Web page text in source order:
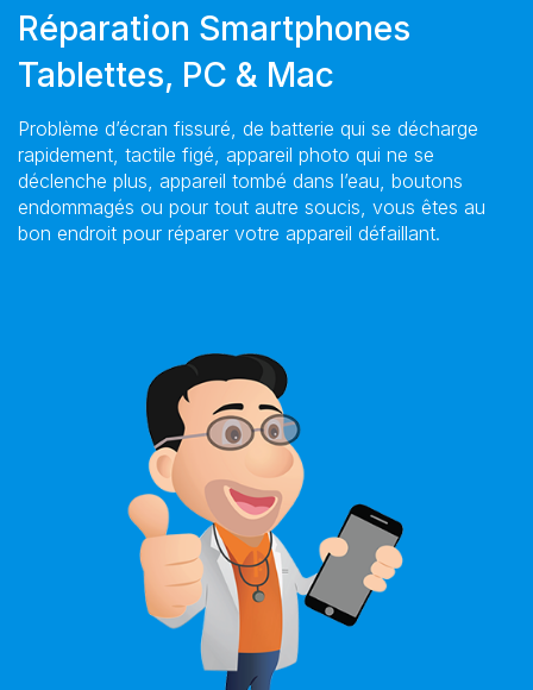
Réparation Smartphones
Tablettes, PC & Mac
Problème d’écran fissuré, de batterie qui se décharge
rapidement, tactile figé, appareil photo qui ne se
déclenche plus, appareil tombé dans l’eau, boutons
endommagés ou pour tout autre soucis, vous êtes au
bon endroit pour réparer votre appareil défaillant.